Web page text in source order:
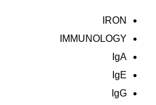
IRON
IMMUNOLOGY
IgA
IgE
IgG